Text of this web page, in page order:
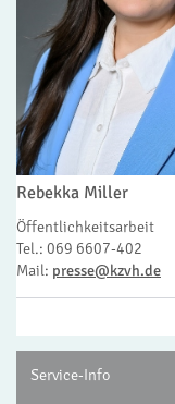
Rebekka Miller
Öffentlichkeitsarbeit
Tel.: 069 6607-402
Mail: presse@kzvh.de
Service-Info